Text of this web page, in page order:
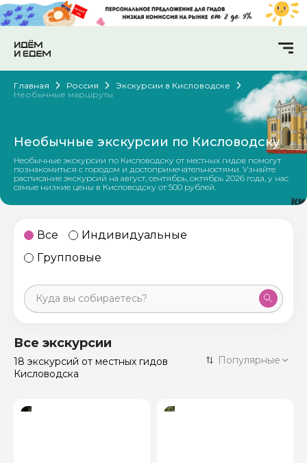
Главная Россия
Экскурсии в Кисловодске
Необычные маршруты
Необычные экскурсии по Кисловодску
Необычные экскурсии по Кисловодску от местных гидов помогут
познакомиться с городом и достопримечательностями. Узнайте
расписание экскурсий на август, сентябрь, октябрь 2026 года, у нас
самые низкие цены в Кисловодску от 500 рублей.
Все
Индивидуальные
Групповые
Санкт-Петербург
Россия
50 экскурсий
Все экскурсии
18 экскурсий от местных гидов
Кисловодска
Популярные